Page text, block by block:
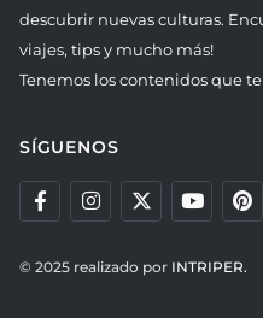
descubrir nuevas culturas.
viajes, tips y mucho más!
Tenemos los contenidos que
SÍGUENOS
© 2025 realizado por INTRIPER.